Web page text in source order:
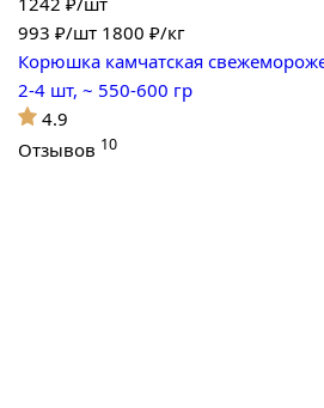
993 ₽/шт 1800 ₽/кг
Корюшка камчатская
2-4 шт, ~ 550-600 гр
4.9
Отзывов 10